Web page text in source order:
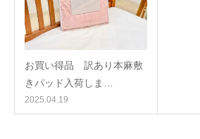
お買い得品 訳あり本麻敷
きパッド入荷しま…
2025.04.19